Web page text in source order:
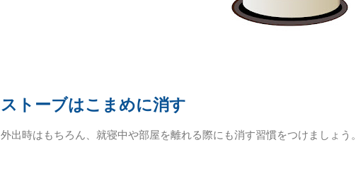
ストーブはこまめに消す
外出時はもちろん、就寝中や部屋を離れる際にも消す習慣をつけましょう。